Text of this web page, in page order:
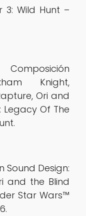
3: Wild Hunt –
Knight,
Ori and
Legacy Of The
Sound Design:
and the Blind
Star Wars™